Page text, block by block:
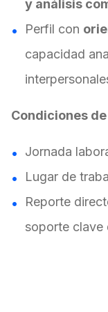
y análisis
Perfil con
capacidad
Condiciones
Jornada
Lugar de
Reporte
soporte clave